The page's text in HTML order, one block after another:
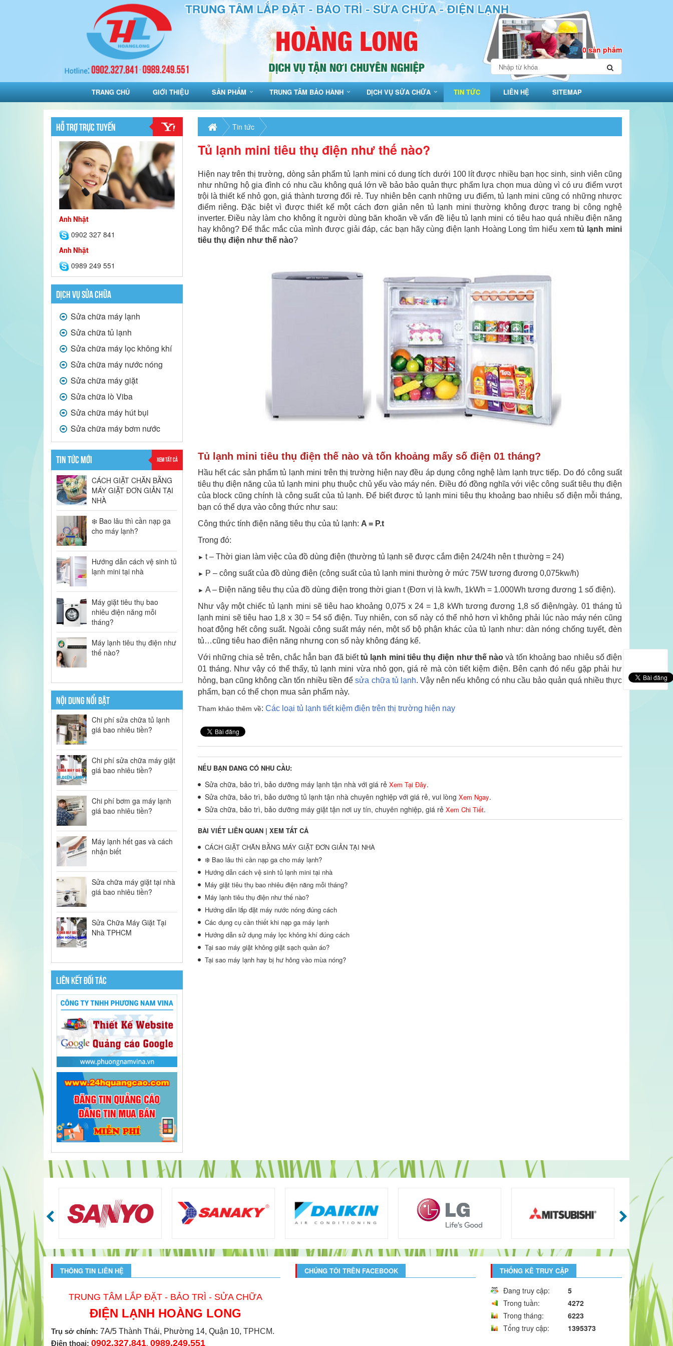
0 sản phẩm
TRANG CHỦ GIỚI THIỆU SẢN PHẨM TRUNG TÂM BẢO HÀNH DỊCH VỤ SỬA CHỮA TIN TỨC LIÊN HỆ SITEMAP
HỖ TRỢ TRỰC TUYẾN
Anh Nhật
0902 327 841
Anh Nhật
0989 249 551
DỊCH VỤ SỬA CHỮA
Sửa chữa máy lạnh
Sửa chữa tủ lạnh
Sửa chữa máy lọc không khí
Sửa chữa máy nước nóng
Sửa chữa máy giặt
Sửa chữa lò Viba
Sửa chữa máy hút bụi
Sửa chữa máy bơm nước
TIN TỨC MỚI XEM TẤT CẢ
CÁCH GIẶT CHĂN BẰNG
MÁY GIẶT ĐƠN GIẢN TẠI
NHÀ
❄️ Bao lâu thì cần nạp ga
cho máy lạnh?
Hướng dẫn cách vệ sinh tủ
lạnh mini tại nhà
Máy giặt tiêu thụ bao
nhiêu điện năng mỗi
tháng?
Máy lạnh tiêu thụ điện như
thế nào?
NỘI DUNG NỔI BẬT
Chi phí sửa chữa tủ lạnh
giá bao nhiêu tiền?
Chi phí sửa chữa máy giặt
giá bao nhiêu tiền?
Chi phí bơm ga máy lạnh
giá bao nhiêu tiền?
Máy lạnh hết gas và cách
nhận biết
Sửa chữa máy giặt tại nhà
giá bao nhiêu tiền?
Sửa Chữa Máy Giặt Tại
Nhà TPHCM
LIÊN KẾT ĐỐI TÁC
Tin tức
Tủ lạnh mini tiêu thụ điện như thế nào?
Hiện nay trên thị trường, dòng sản phẩm tủ lạnh mini có dung tích dưới 100 lít được nhiều bạn học sinh, sinh viên cũng
như những hộ gia đình có nhu cầu không quá lớn về bảo bảo quản thực phẩm lựa chọn mua dùng vì có ưu điểm vượt
trội là thiết kế nhỏ gọn, giá thành tương đối rẻ. Tuy nhiên bên cạnh những ưu điểm, tủ lạnh mini cũng có những nhược
điểm riêng. Đặc biệt vì được thiết kế một cách đơn giản nên tủ lạnh mini thường không được trang bị công nghệ
inverter. Điều này làm cho không ít người dùng băn khoăn về vấn đề liệu tủ lạnh mini có tiêu hao quá nhiều điện năng
hay không? Để thắc mắc của mình được giải đáp, các bạn hãy cùng điện lạnh Hoàng Long tìm hiểu xemtủ lạnh mini
tiêu thụ điện như thế nào?
Tủ lạnh mini tiêu thụ điện thế nào và tốn khoảng mấy số điện 01 tháng?
Hầu hết các sản phẩm tủ lạnh mini trên thị trường hiện nay đều áp dụng công nghệ làm lạnh trực tiếp. Do đó công suất
tiêu thụ điện năng của tủ lạnh mini phụ thuộc chủ yếu vào máy nén. Điều đó đồng nghĩa với việc công suất tiêu thụ điện
của block cũng chính là công suất của tủ lạnh. Để biết được tủ lạnh mini tiêu thụ khoảng bao nhiêu số điện mỗi tháng,
bạn có thể dựa vào công thức như sau:
Công thức tính điện năng tiêu thụ của tủ lạnh: A = P.t
Trong đó:
► t – Thời gian làm việc của đồ dùng điện (thường tủ lạnh sẽ được cắm điện 24/24h nên t thường = 24)
► P – công suất của đồ dùng điện (công suất của tủ lạnh mini thường ở mức 75W tương đương 0,075kw/h)
► A – Điện năng tiêu thụ của đồ dùng điện trong thời gian t (Đơn vị là kw/h, 1kWh = 1.000Wh tương đương 1 số điện).
Như vậy một chiếc tủ lạnh mini sẽ tiêu hao khoảng 0,075 x 24 = 1,8 kWh tương đương 1,8 số điện/ngày. 01 tháng tủ
lạnh mini sẽ tiêu hao 1,8 x 30 = 54 số điện. Tuy nhiên, con số này có thể nhỏ hơn vì không phải lúc nào máy nén cũng
hoạt động hết công suất. Ngoài công suất máy nén, một số bộ phận khác của tủ lạnh như: dàn nóng chống tuyết, đèn
tủ…cũng tiêu hao điện năng nhưng con số này không đáng kể.
Với những chia sẻ trên, chắc hẳn bạn đã biếttủ lạnh mini tiêu thụ điện như thế nào và tốn khoảng bao nhiêu số điện
01 tháng. Như vậy có thể thấy, tủ lạnh mini vừa nhỏ gọn, giá rẻ mà còn tiết kiệm điện. Bên cạnh đó nếu gặp phải hư
hỏng, bạn cũng không cần tốn nhiều tiền đểsửa chữa tủ lạnh. Vậy nên nếu không có nhu cầu bảo quản quá nhiều thực
phẩm, bạn có thể chọn mua sản phẩm này.
Tham khảo thêm về: Các loại tủ lạnh tiết kiệm điện trên thị trường hiện nay
NẾU BẠN ĐANG CÓ NHU CẦU:
Sửa chữa, bảo trì, bảo dưỡng máy lạnh tận nhà với giá rẻ Xem Tại Đây.
Sửa chữa, bảo trì, bảo dưỡng tủ lạnh tận nhà chuyên nghiệp với giá rẻ, vui lòng Xem Ngay.
Sửa chữa, bảo trì, bảo dưỡng máy giặt tận nơi uy tín, chuyên nghiệp, giá rẻ Xem Chi Tiết.
BÀI VIẾT LIÊN QUAN | XEM TẤT CẢ
CÁCH GIẶT CHĂN BẰNG MÁY GIẶT ĐƠN GIẢN TẠI NHÀ
❄️ Bao lâu thì cần nạp ga cho máy lạnh?
Hướng dẫn cách vệ sinh tủ lạnh mini tại nhà
Máy giặt tiêu thụ bao nhiêu điện năng mỗi tháng?
Máy lạnh tiêu thụ điện như thế nào?
Hướng dẫn lắp đặt máy nước nóng đúng cách
Các dụng cụ cần thiết khi nạp ga máy lạnh
Hướng dẫn sử dụng máy lọc không khí đúng cách
Tại sao máy giặt không giặt sạch quần áo?
Tại sao máy lạnh hay bị hư hỏng vào mùa nóng?
THÔNG TIN LIÊN HỆ
TRUNG TÂM LẮP ĐẶT - BẢO TRÌ - SỬA CHỮA
ĐIỆN LẠNH HOÀNG LONG
Trụ sở chính: 7A/5 Thành Thái, Phường 14, Quận 10, TPHCM.
Điện thoại: 0902.327.841, 0989.249.551
CHÚNG TÔI TRÊN FACEBOOK THỐNG KÊ TRUY CẬP
Đang truy cập:
5
Trong tuần:
4272
Trong tháng:
6223
Tổng truy cập:
1395373